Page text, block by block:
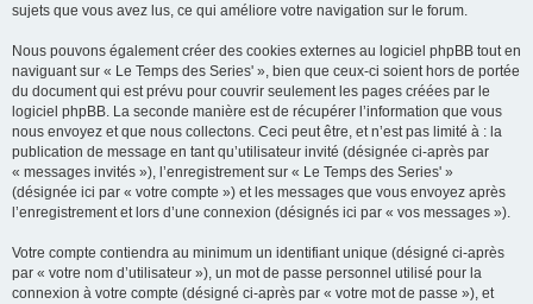
sujets que vous avez lus, ce qui améliore votre navigation sur le forum.
Nous pouvons également créer des cookies externes au logiciel phpBB tout en
naviguant sur « Le Temps des Series' », bien que ceux-ci soient hors de portée
du document qui est prévu pour couvrir seulement les pages créées par le
logiciel phpBB. La seconde manière est de récupérer l’information que vous
nous envoyez et que nous collectons. Ceci peut être, et n’est pas limité à : la
publication de message en tant qu’utilisateur invité (désignée ci-après par
« messages invités »), l’enregistrement sur « Le Temps des Series' »
(désignée ici par « votre compte ») et les messages que vous envoyez après
l’enregistrement et lors d’une connexion (désignés ici par « vos messages »).
Votre compte contiendra au minimum un identifiant unique (désigné ci-après
par « votre nom d’utilisateur »), un mot de passe personnel utilisé pour la
connexion à votre compte (désigné ci-après par « votre mot de passe »), et